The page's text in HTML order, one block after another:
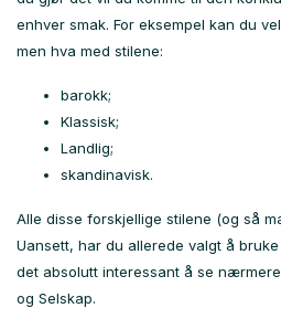
enhver smak. For eksempel kan du
men hva med stilene:
barokk;
Klassisk;
Landlig;
skandinavisk.
Alle disse forskjellige stilene (og så
Uansett, har du allerede valgt å
det absolutt interessant å se
og Selskap.